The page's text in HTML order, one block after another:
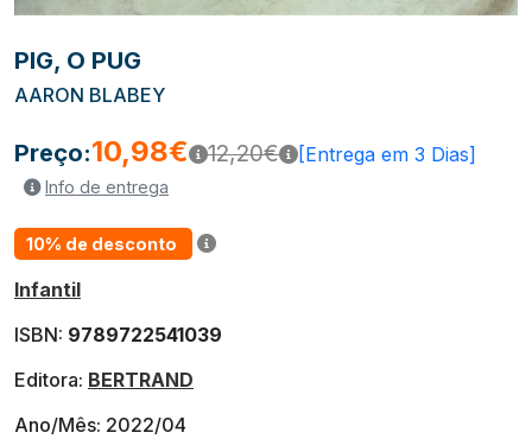
PIG, O PUG
AARON BLABEY
Preço:10,98€ 12,20€ [Entrega em 3 Dias]
Info de entrega
10% de desconto
Infantil
ISBN: 9789722541039
Editora: BERTRAND
Ano/Mês: 2022/04